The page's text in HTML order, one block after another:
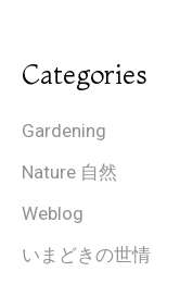
Categories
Gardening
Nature 自然
Weblog
いまどきの世情